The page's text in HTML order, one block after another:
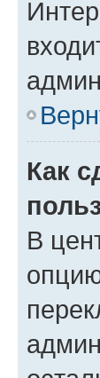
Как
В